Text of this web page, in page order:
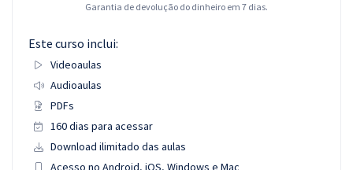
Garantia de devolução do dinheiro em 7 dias.
Este curso inclui:
Videoaulas
Audioaulas
PDFs
160 dias para acessar
Download ilimitado das aulas
Acesso no Android, iOS, Windows e Mac